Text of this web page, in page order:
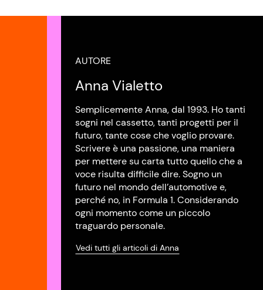
AUTORE
Anna Vialetto
Semplicemente Anna, dal 1993. Ho tanti
sogni nel cassetto, tanti progetti per il
futuro, tante cose che voglio provare.
Scrivere è una passione, una maniera
per mettere su carta tutto quello che a
voce risulta difficile dire. Sogno un
futuro nel mondo dell’automotive e,
perché no, in Formula 1. Considerando
ogni momento come un piccolo
traguardo personale.
Vedi tutti gli articoli di Anna